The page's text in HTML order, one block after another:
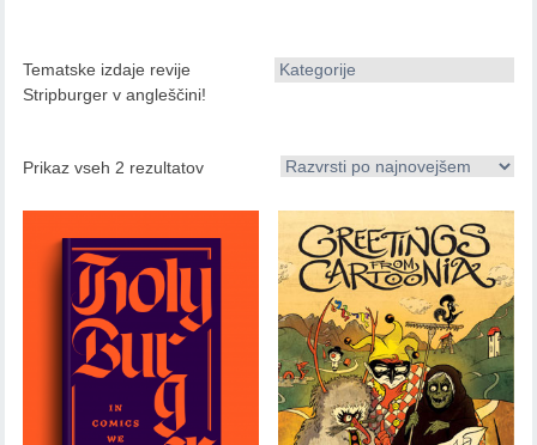
Kategorije
Tematske izdaje revije
Stripburger v angleščini!
Prikaz vseh 2 rezultatov